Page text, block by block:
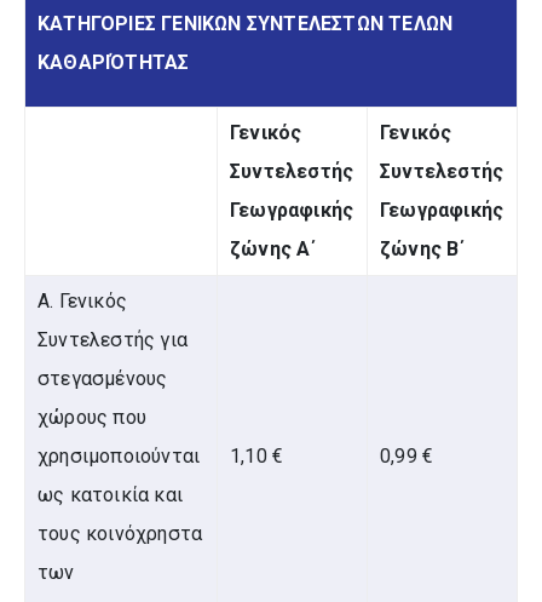
ΚΑΤΗΓΟΡΙΕΣ ΓΕΝΙΚΩΝ ΣΥΝΤΕΛΕΣΤΩΝ ΤΕΛΩΝ
ΚΑΘΑΡΙΌΤΗΤΑΣ
Γενικός
Συντελεστής
Γεωγραφικής
ζώνης Α΄
Γενικός
Συντελεστής
Γεωγραφικής
ζώνης Β΄
Α. Γενικός
Συντελεστής για
στεγασμένους
χώρους που
χρησιμοποιούνται
ως κατοικία και
τους κοινόχρηστα
των
1,10 € 0,99 €